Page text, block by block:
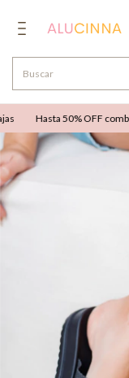
Hasta 50% OFF